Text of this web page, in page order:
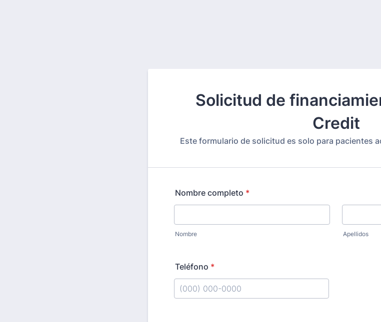
Solicitud de
Credit
Este formulario de solicitud es solo para pacientes
Nombre completo *
Nombre Apellidos
Teléfono *